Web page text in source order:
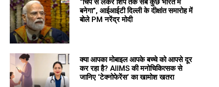
“चिप से लेकर शिप तक सब कुछ भारत में
बनेगा”, आईआईटी दिल्ली के दीक्षांत समारोह में
बोले PM नरेंद्र मोदी
क्या आपका मोबाइल आपके बच्चे को आपसे दूर
कर रहा है? AIIMS की मनोचिकित्सक से
जानिए ‘टेक्नोफेरेंस’ का खामोश खतरा